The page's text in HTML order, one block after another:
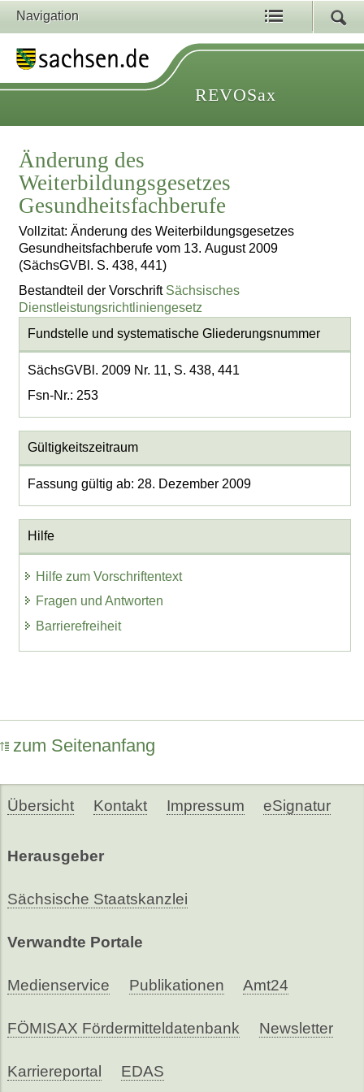
Navigation
REVOSax
Änderung des
Weiterbildungsgesetzes
Gesundheitsfachberufe
Vollzitat: Änderung des Weiterbildungsgesetzes
Gesundheitsfachberufe vom 13. August 2009
(SächsGVBl. S. 438, 441)
Bestandteil der Vorschrift Sächsisches
Dienstleistungsrichtliniengesetz
Fundstelle und systematische Gliederungsnummer
SächsGVBl. 2009 Nr. 11, S. 438, 441
Fsn-Nr.: 253
Gültigkeitszeitraum
Fassung gültig ab: 28. Dezember 2009
Hilfe
Hilfe zum Vorschriftentext
Fragen und Antworten
Barrierefreiheit
zum Seitenanfang
Übersicht Kontakt Impressum eSignatur
Herausgeber
Sächsische Staatskanzlei
Verwandte Portale
Medienservice Publikationen Amt24
FÖMISAX Fördermitteldatenbank Newsletter
Karriereportal EDAS